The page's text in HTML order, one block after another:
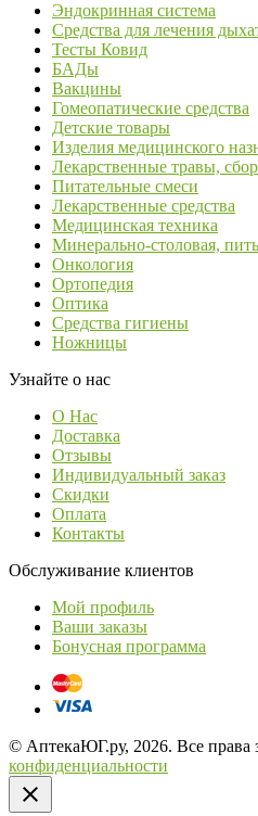
Эндокринная система
Средства для лечения
Тесты Ковид
БАДы
Вакцины
Гомеопатические средства
Детские товары
Изделия медицинского
Лекарственные травы,
Питательные смеси
Лекарственные средства
Медицинская техника
Минерально-столовая,
Онкология
Ортопедия
Оптика
Средства гигиены
Ножницы
Узнайте о нас
О Нас
Доставка
Отзывы
Индивидуальный заказ
Скидки
Оплата
Контакты
Обслуживание клиентов
Мой профиль
Ваши заказы
Бонусная программа
© АптекаЮГ.ру, 2026. Все
конфиденциальности